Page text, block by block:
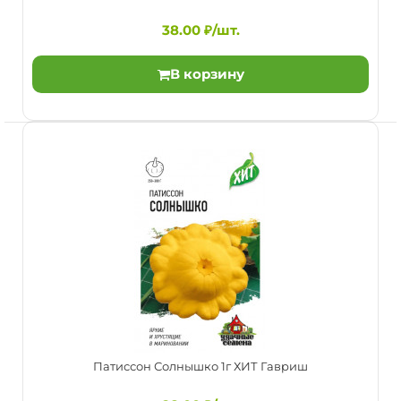
консервир..
Патиссон Светофор 1.5г Гавриш
38.00 ₽/шт.
38.00 ₽/шт.
В корзину
Патиссон Солнышко 1г ХИТ Гавриш